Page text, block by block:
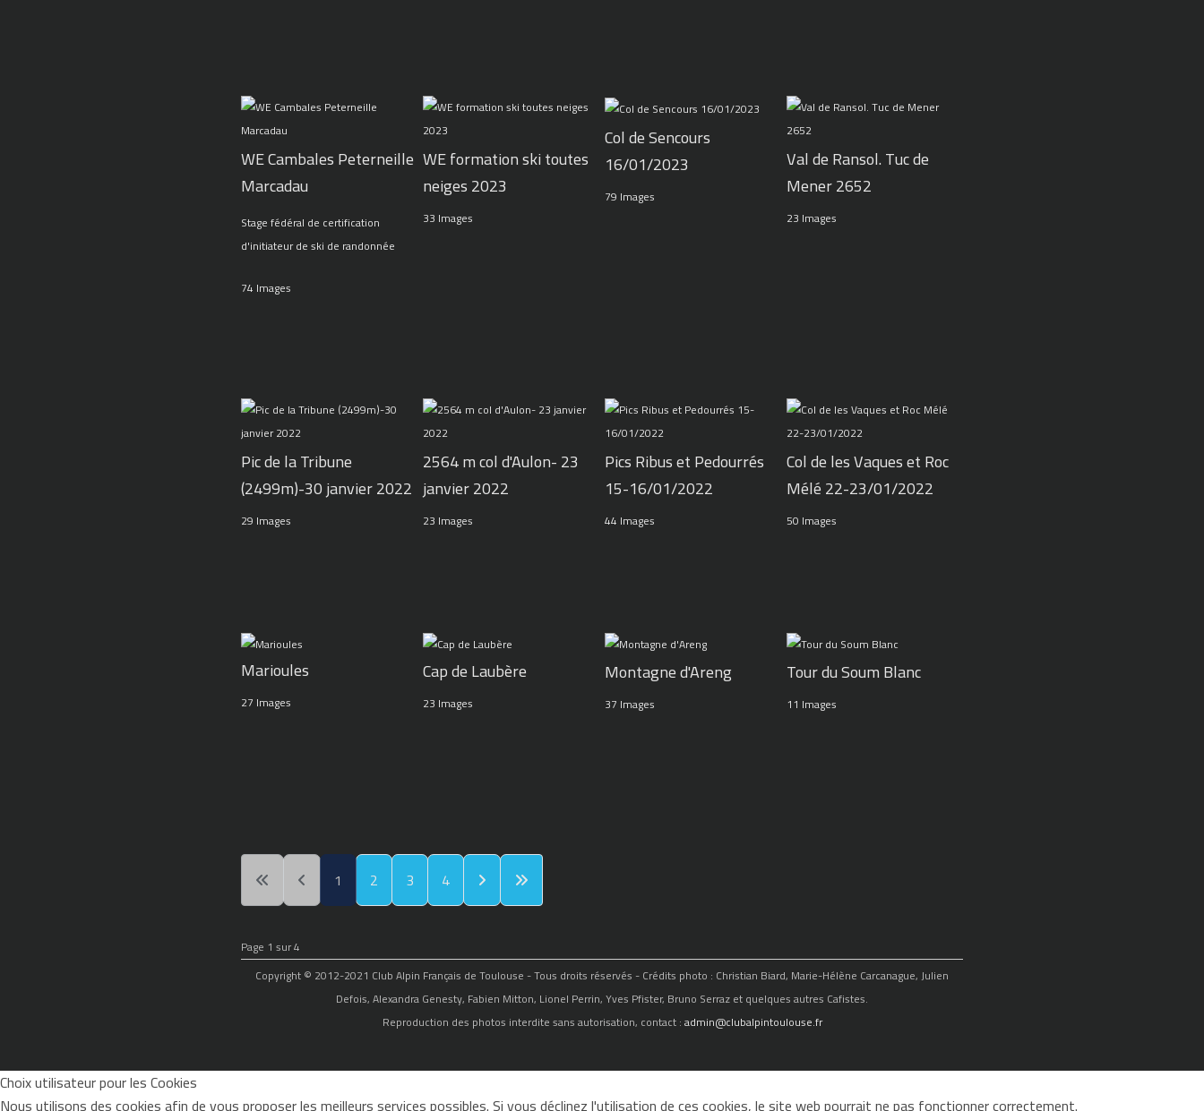
WE Cambales Peterneille
Marcadau
Stage fédéral de certification
d'initiateur de ski de randonnée
74 Images
WE formation ski toutes
neiges 2023
33 Images
Col de Sencours
16/01/2023
79 Images
Val de Ransol. Tuc de
Mener 2652
23 Images
Pic de la Tribune
(2499m)-30 janvier 2022
29 Images
2564 m col d'Aulon- 23
janvier 2022
23 Images
Pics Ribus et Pedourrés
15-16/01/2022
44 Images
Col de les Vaques et Roc
Mélé 22-23/01/2022
50 Images
Marioules
27 Images
Cap de Laubère
23 Images
Montagne d'Areng
37 Images
Tour du Soum Blanc
11 Images
1 2 3 4
Page 1 sur 4
Copyright © 2012-2021 Club Alpin Français de Toulouse - Tous droits réservés - Crédits photo : Christian Biard, Marie-Hélène Carcanague, Julien
Defois, Alexandra Genesty, Fabien Mitton, Lionel Perrin, Yves Pfister, Bruno Serraz et quelques autres Cafistes.
Reproduction des photos interdite sans autorisation, contact :admin@clubalpintoulouse.fr
Choix utilisateur pour les Cookies